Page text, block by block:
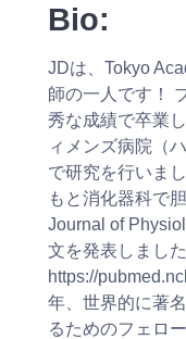
Bio:
JDは、Tokyo
師の一人です！
秀な成績で卒業
ィメンズ病院（
で研究を行いま
もと消化器科で
Journal of
文を発表しました
https://
年、世界的に著
るためのフェロ